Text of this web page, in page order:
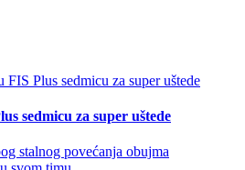
sedmicu za super uštede